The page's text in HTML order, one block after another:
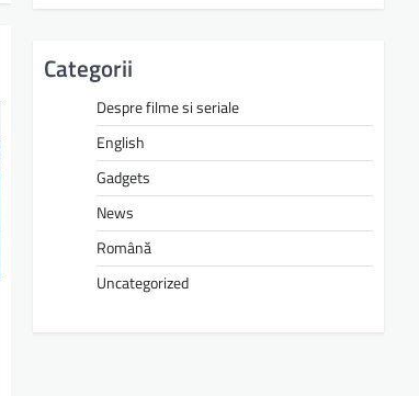
Categorii
Despre filme si seriale
English
Gadgets
News
Română
Uncategorized